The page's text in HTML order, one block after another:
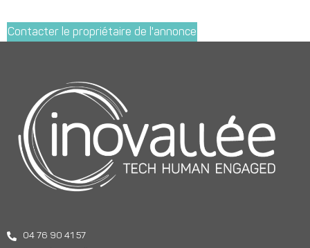
Contacter le propriétaire de l'annonce
04 76 90 41 57